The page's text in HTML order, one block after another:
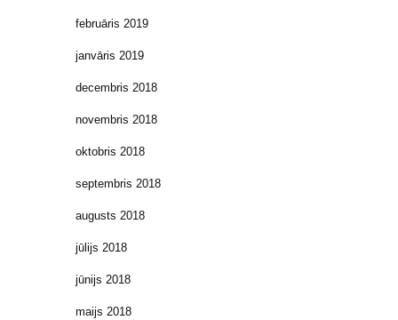
februāris 2019
janvāris 2019
decembris 2018
novembris 2018
oktobris 2018
septembris 2018
augusts 2018
jūlijs 2018
jūnijs 2018
maijs 2018